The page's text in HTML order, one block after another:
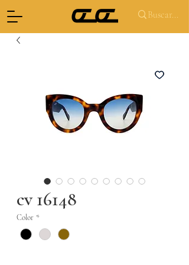
cv 16148
Color *